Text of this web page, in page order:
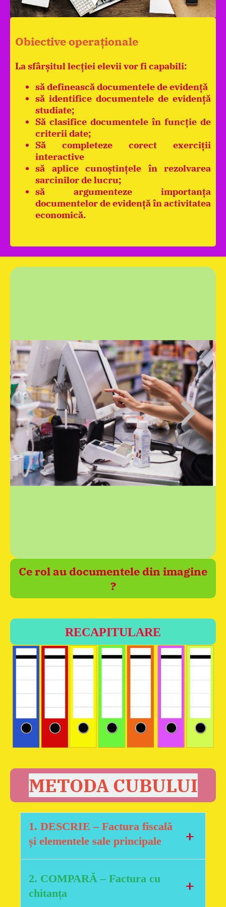
Obiective operaționale
La sfârșitul lecției elevii vor fi capabili:
să definească documentele de evidență
să identifice documentele de evidență
studiate;
Să clasifice documentele în funcție de
criterii date;
Să completeze corect exerciții
interactive
să aplice cunoștințele în rezolvarea
sarcinilor de lucru;
să argumenteze importanța
documentelor de evidență în activitatea
economică.
Ce rol au documentele din imagine
?
RECAPITULARE
METODA CUBULUI
1. DESCRIE – Factura fiscală
și elementele sale principale
+
Factura fiscală
este un document de
evidență care atestă vânzarea de
bunuri sau prestarea de servicii.
2. COMPARĂ – Factura cu
chitanța
+